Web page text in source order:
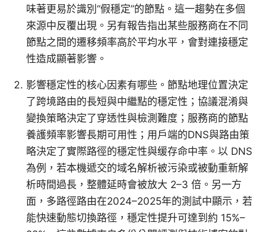
味著更易於識別“假穩定”的節點。這一趨勢在多個
來源中反覆出現。另有報告指出某些服務商在不同
節點之間的遷移頻率高於平均水平，會對連接穩定
性造成顯著影響。
影響穩定性的核心因素有哪些。節點地理位置決定
了跨境路由的長短與中繼點的穩定性；協議混淆與
變換策略決定了穿透性與檢測難度；服務商的節點
養護頻率影響長期可用性；用戶端的DNS與路由策
略決定了實際路徑的穩定性與缓存命中率。以 DNS
為例，若本機遞交的域名解析被污染或被動重新解
析時間過長，整體延時會被放大 2–3 倍。另一方
面，多路徑路由在2024–2025年的測試中顯示，若
能快速動態切換路徑，穩定性提升可達到約 15%–